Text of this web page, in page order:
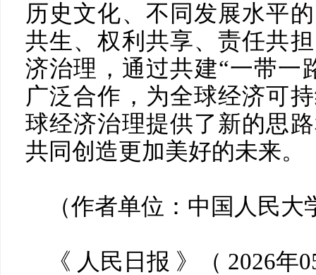
历史文化、不同发展水平
共生、权利共享、责任共
济治理，通过共建“一带一
广泛合作，为全球经济可
球经济治理提供了新的思
共同创造更加美好的未来。
（作者单位：中国人民
《 人民日报 》（ 2026年